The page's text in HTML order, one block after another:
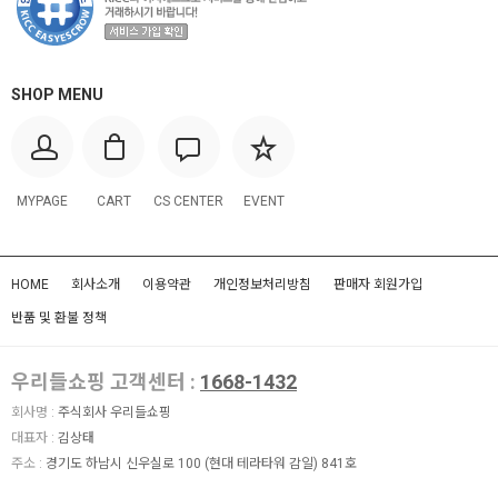
SHOP MENU
MYPAGE CART CS CENTER EVENT
HOME 회사소개 이용약관 개인정보처리방침 판매자 회원가입
반품 및 환불 정책
우리들쇼핑 고객센터 : 1668-1432
회사명 : 주식회사 우리들쇼핑
대표자 : 김상태
주소 : 경기도 하남시 신우실로 100 (현대 테라타워 감일) 841호